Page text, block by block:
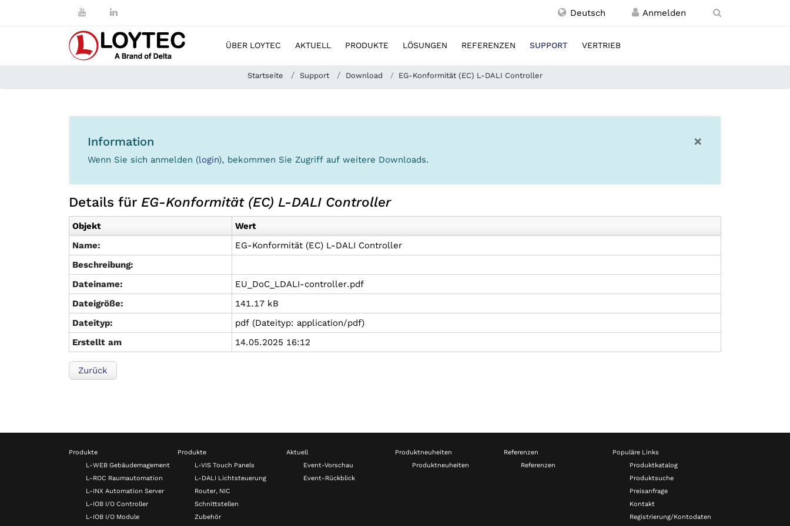
Deutsch
ÜBER LOYTEC AKTUELL PRODUKTE LÖSUNGEN REFERENZEN SUPPORT VERTRIEB
Startseite Support Download EG-Konformität (EC) L-DALI Controller
×
Information
Wenn Sie sich anmelden (login), bekommen Sie Zugriff auf weitere Downloads.
Details für EG-Konformität (EC) L-DALI Controller
Objekt
Wert
Name:
EG-Konformität (EC) L-DALI Controller
Beschreibung:
Dateiname:
EU_DoC_LDALI-controller.pdf
Dateigröße:
141.17 kB
Dateityp:
pdf (Dateityp: application/pdf)
Erstellt am
14.05.2025 16:12
Zurück
Produkte
L-WEB Gebäudemagement
L-ROC Raumautomation
L-INX Automation Server
L-IOB I/O Controller
L-IOB I/O Module
Produkte
L-VIS Touch Panels
L-DALI Lichtsteuerung
Router, NIC
Schnittstellen
Zubehör
Aktuell
Event-Vorschau
Event-Rückblick
Produktneuheiten
Produktneuheiten
Referenzen
Referenzen
Populäre Links
Produktkatalog
Produktsuche
Preisanfrage
Kontakt
Registrierung/Kontodaten